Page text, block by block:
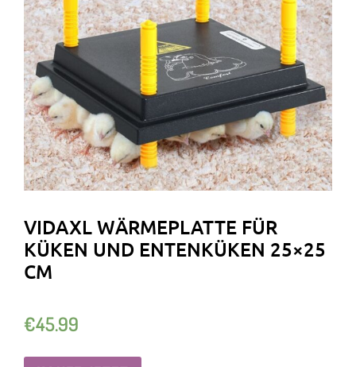
VIDAXL WÄRMEPLATTE FÜR
KÜKEN UND ENTENKÜKEN 25×25
CM
€45.99